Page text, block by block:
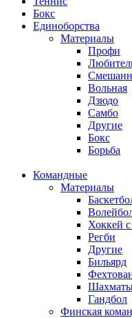
Бокс
Единоборства
Материалы
Профи
Вольная
Дзюдо
Самбо
Другие
Бокс
Борьба
Командные
Материалы
Хоккей
Регби
Другие
Бильярд
Гандбол
Финская